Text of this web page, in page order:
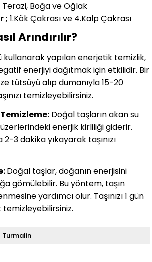
Terazi, Boğa ve Oğlak
; 1.Kök Çakrası ve 4.Kalp Çakrası
Arındırılır?
kullanarak yapılan enerjetik temizlik,
enerjiyi dağıtmak için etkilidir. Bir
tütsüyü alıp dumanıyla 15-20
temizleyebilirsiniz.
Doğal taşların akan su
enerjik kirliliği giderir.
3 dakika yıkayarak taşınızı
Doğal taşlar, doğanın enerjisini
gömülebilir. Bu yöntem, taşın
yardımcı olur. Taşınızı 1 gün
Turmalin